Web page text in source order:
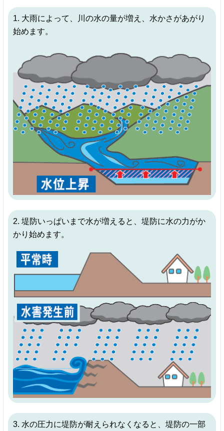
1. 大雨によって、川の水の量が増え、水かさがあがり
始めます。
2. 堤防いっぱいまで水が増えると、堤防に水の力がか
かり始めます。
3. 水の圧力に堤防が耐えられなくなると、堤防の一部